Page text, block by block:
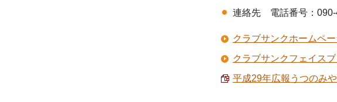
連絡先 電話番号：090-
クラブサンクホームペ
クラブサンクフェイスブ
平成29年広報うつのみ